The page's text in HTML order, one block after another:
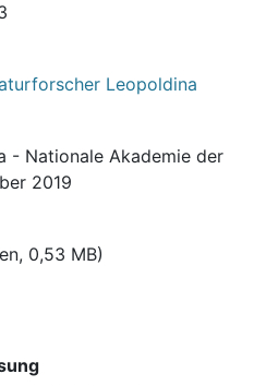
Leopoldina
- Nationale Akademie der
2019
0,53 MB)